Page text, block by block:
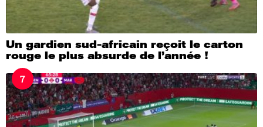
Un gardien sud-africain reçoit le carton
rouge le plus absurde de l’année !
7